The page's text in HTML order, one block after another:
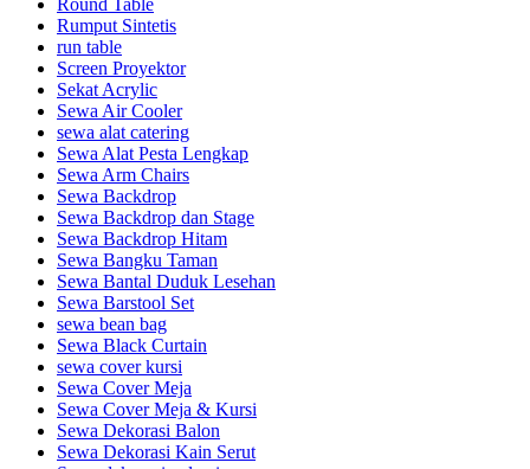
Round Table
Rumput Sintetis
run table
Screen Proyektor
Sekat Acrylic
Sewa Air Cooler
sewa alat catering
Sewa Alat Pesta Lengkap
Sewa Arm Chairs
Sewa Backdrop
Sewa Backdrop dan Stage
Sewa Backdrop Hitam
Sewa Bangku Taman
Sewa Bantal Duduk Lesehan
Sewa Barstool Set
sewa bean bag
Sewa Black Curtain
sewa cover kursi
Sewa Cover Meja
Sewa Cover Meja & Kursi
Sewa Dekorasi Balon
Sewa Dekorasi Kain Serut